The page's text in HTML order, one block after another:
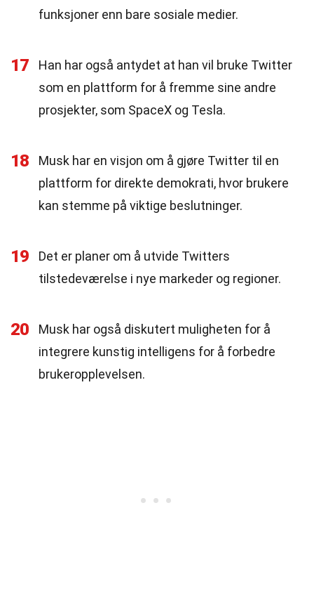
funksjoner enn bare sosiale medier.
17
Han har også antydet at han vil bruke Twitter
som en plattform for å fremme sine andre
prosjekter, som SpaceX og Tesla.
18
Musk har en visjon om å gjøre Twitter til en
plattform for direkte demokrati, hvor brukere
kan stemme på viktige beslutninger.
19
Det er planer om å utvide Twitters
tilstedeværelse i nye markeder og regioner.
20
Musk har også diskutert muligheten for å
integrere kunstig intelligens for å forbedre
brukeropplevelsen.